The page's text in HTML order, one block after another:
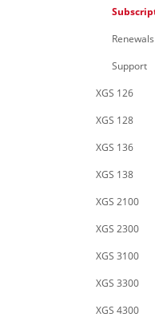
Renewals
Support
XGS 126
XGS 128
XGS 136
XGS 138
XGS 2100
XGS 2300
XGS 3100
XGS 3300
XGS 4300